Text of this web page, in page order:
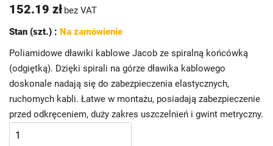
152.19 zł bez VAT
Stan (szt.) : Na zamówienie
Poliamidowe dławiki kablowe Jacob ze spiralną końcówką
(odgiętką). Dzięki spirali na górze dławika kablowego
doskonale nadają się do zabezpieczenia elastycznych,
ruchomych kabli. Łatwe w montażu, posiadają zabezpieczenie
przed odkręceniem, duży zakres uszczelnień i gwint metryczny.